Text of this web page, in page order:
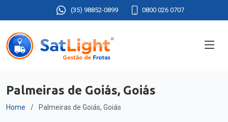
(35) 98852-0899 0800 026 0707
Palmeiras de Goiás, Goiás
Home Palmeiras de Goiás, Goiás